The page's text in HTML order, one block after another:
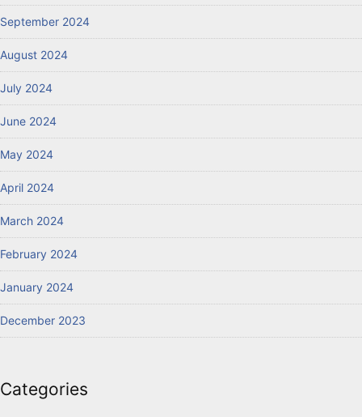
September 2024
August 2024
July 2024
June 2024
May 2024
April 2024
March 2024
February 2024
January 2024
December 2023
Categories